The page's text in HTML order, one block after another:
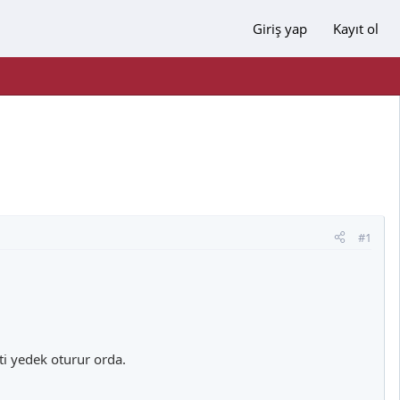
Giriş yap Kayıt ol
#1
yedek oturur orda.